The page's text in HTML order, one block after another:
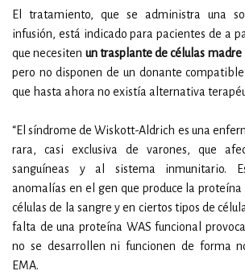
El tratamiento, que se administra una
infusión, está indicado para pacientes de a
que necesiten un trasplante de células
pero no disponen de un donante
que hasta ahora no existía alternativa
“El síndrome de Wiskott-Aldrich es una
rara, casi exclusiva de varones, que
sanguíneas y al sistema inmunitario.
anomalías en el gen que produce la proteína
células de la sangre y en ciertos tipos de
falta de una proteína WAS funcional
no se desarrollen ni funcionen de forma
EMA.